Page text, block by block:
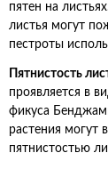
пятен на
листья могут
пестроты
Пятнистость
проявляется в
фикуса
растения
пятнистостью